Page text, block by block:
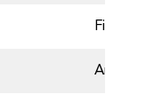
Finn
Anne-